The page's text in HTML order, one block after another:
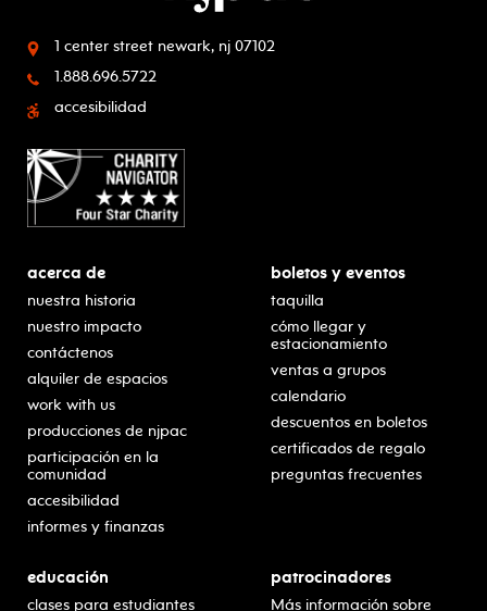
1 center street newark, nj 07102
1.888.696.5722
accesibilidad
acerca de
nuestra historia
nuestro impacto
contáctenos
alquiler de espacios
work with us
producciones de njpac
participación en la
comunidad
accesibilidad
informes y finanzas
boletos y eventos
taquilla
cómo llegar y
estacionamiento
ventas a grupos
calendario
descuentos en boletos
certificados de regalo
preguntas frecuentes
educación
clases para estudiantes
patrocinadores
Más información sobre